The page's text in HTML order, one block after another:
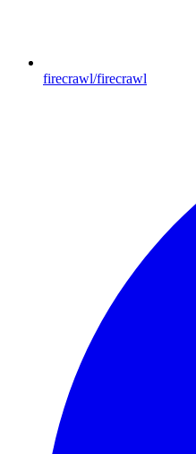
firecrawl/firecrawl